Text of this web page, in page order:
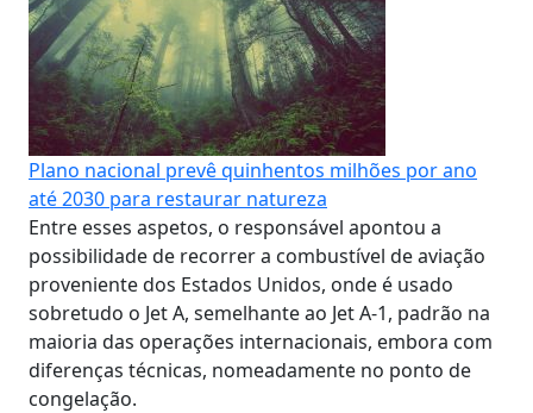
Plano nacional prevê quinhentos milhões por ano
até 2030 para restaurar natureza
Entre esses aspetos, o responsável apontou a
possibilidade de recorrer a combustível de aviação
proveniente dos Estados Unidos, onde é usado
sobretudo o Jet A, semelhante ao Jet A-1, padrão na
maioria das operações internacionais, embora com
diferenças técnicas, nomeadamente no ponto de
congelação.